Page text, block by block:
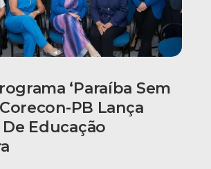
‘Paraíba Sem
PB Lança
Educação